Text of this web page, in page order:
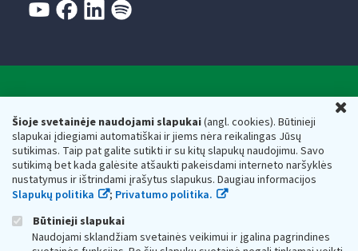
Šioje svetainėje naudojami slapukai(angl. cookies). Būtinieji
slapukai įdiegiami automatiškai ir jiems nėra reikalingas Jūsų
sutikimas. Taip pat galite sutikti ir su kitų slapukų naudojimu. Savo
sutikimą bet kada galėsite atšaukti pakeisdami interneto naršyklės
nustatymus ir ištrindami įrašytus slapukus. Daugiau informacijos
Slapukų politika
; Privatumo politika.
Būtinieji slapukai
Naudojami sklandžiam svetainės veikimui ir įgalina pagrindines
Respublikos finansų ministerijos
Biudžetinė įstaiga. Juridinio asmens kodas — 188659752,
adresas: Vasario 16-osios g. 14, 01107 Vilnius, Lietuva, el.paštas:
vmi@vmi.lt, E. pristatymo dėžutės adresas 188659752
Duomenys apie Valstybinę mokesčių inspekciją prie Lietuvos
Respublikos finansų ministerijos kaupiami ir saugomi Juridinių